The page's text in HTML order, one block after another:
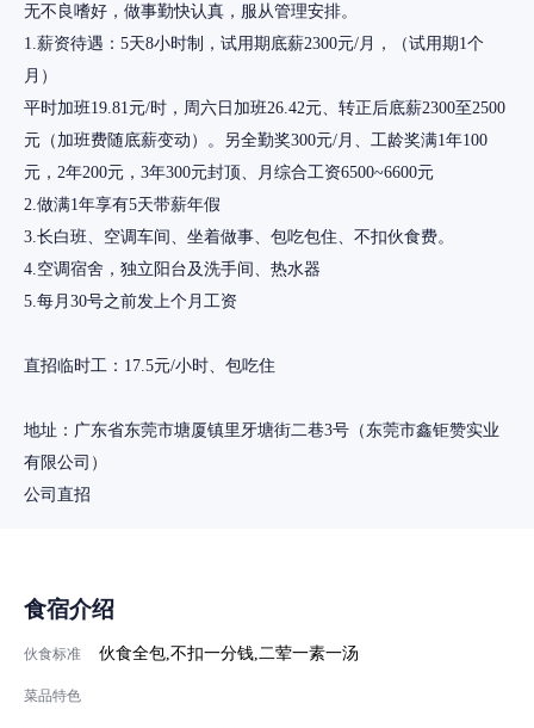
无不良嗜好，做事勤快认真，服从管理安排。
1.薪资待遇：5天8小时制，试用期底薪2300元/月，（试用期1个
月）
平时加班19.81元/时，周六日加班26.42元、转正后底薪2300至2500
元（加班费随底薪变动）。另全勤奖300元/月、工龄奖满1年100
元，2年200元，3年300元封顶、月综合工资6500~6600元
2.做满1年享有5天带薪年假
3.长白班、空调车间、坐着做事、包吃包住、不扣伙食费。
4.空调宿舍，独立阳台及洗手间、热水器
5.每月30号之前发上个月工资
直招临时工：17.5元/小时、包吃住
地址：广东省东莞市塘厦镇里牙塘街二巷3号（东莞市鑫钜赞实业
有限公司）
食宿介绍
伙食标准 伙食全包,不扣一分钱,二荤一素一汤
菜品特色